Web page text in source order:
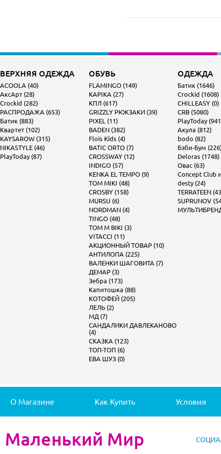
ВЕРХНЯЯ ОДЕЖДА
ACOOLA (40)
АксАрт (28)
Crockid (282)
РАСПРОДАЖА (653)
Батик (883)
Квартет (102)
KAYSAROW (315)
NIKASTYLE (46)
PlayToday (87)
ОБУВЬ
FLAMINGO (149)
KAPIKA (27)
КПЛ (617)
GRIZZLY РЮКЗАКИ (39)
PIXEL (11)
BADEN (382)
Flois Kids (4)
BATIC ORTO (7)
CROSSWAY (12)
INDIGO (57)
KENKA EL TEMPO (9)
TOM MIKI (48)
CROSBY (158)
MURSU (6)
NORDMAN (4)
TINGO (48)
TOM M BIKI (3)
VITACCI (11)
АКЦИОННЫЙ ТОВАР (10)
АНТИЛОПА (225)
ВАЛЕНКИ ШАГОВИТА (7)
ДЕМАР (3)
Зебра (173)
Капитошка (88)
КОТОФЕЙ (205)
ЛЕЛЬ (2)
МД (7)
САНДАЛИКИ ДАВЛЕКАНОВО
(4)
СКАЗКА (123)
ТОП-ТОП (6)
ЕВА ШУЗ (0)
ОДЕЖДА
Батик (1646)
Crockid (1608)
CHILLEASY (0)
CRB (5080)
PlayToday
Акула (812)
bodo (82)
Бэби-Бум
Deloras (1748)
Овас (63)
Concept Club
desty (24)
TERRATEEN
SUPRUNOV
О Магазине Как Купить Условия
Маленький Мир